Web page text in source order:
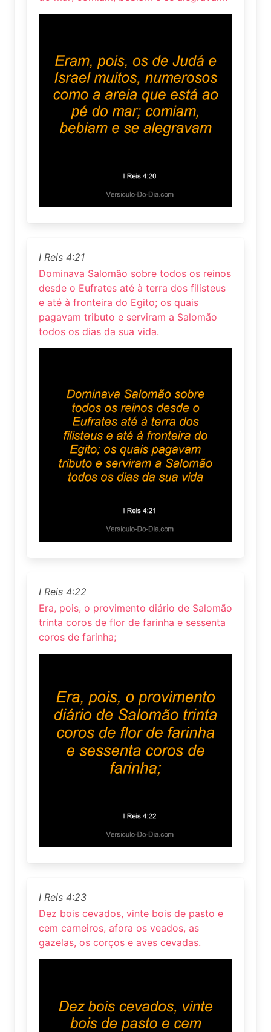
I Reis 4:21
Dominava Salomão sobre todos os reinos
desde o Eufrates até à terra dos filisteus
e até à fronteira do Egito; os quais
pagavam tributo e serviram a Salomão
todos os dias da sua vida.
I Reis 4:22
Era, pois, o provimento diário de Salomão
trinta coros de flor de farinha e sessenta
coros de farinha;
I Reis 4:23
Dez bois cevados, vinte bois de pasto e
cem carneiros, afora os veados, as
gazelas, os corços e aves cevadas.